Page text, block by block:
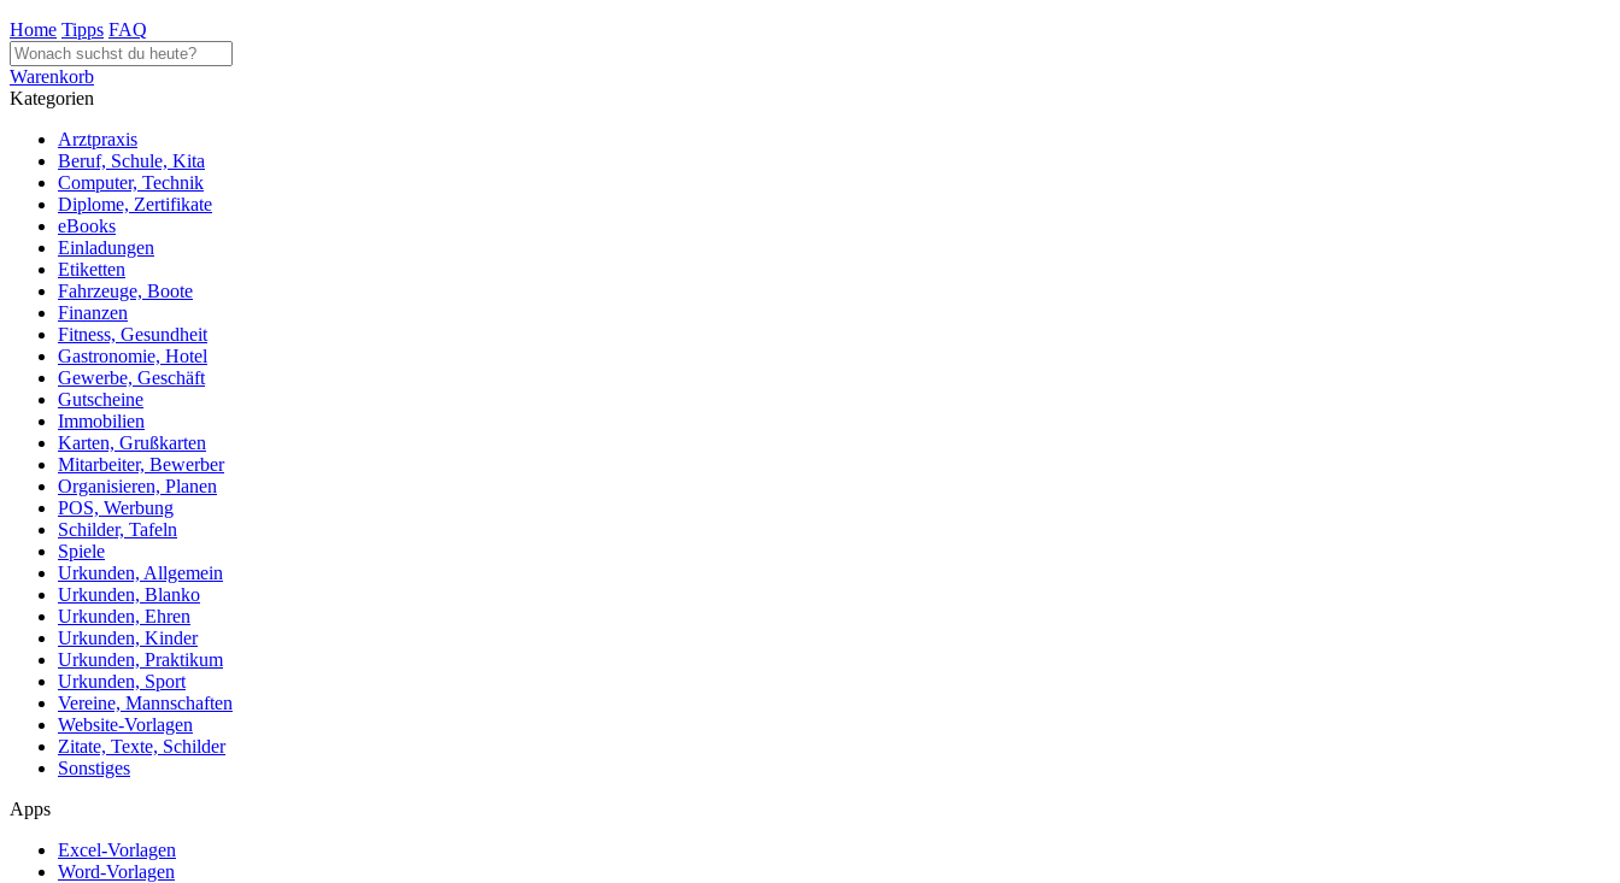
Home Tipps FAQ
Warenkorb
Kategorien
Arztpraxis
Beruf, Schule, Kita
Computer, Technik
Diplome, Zertifikate
eBooks
Einladungen
Etiketten
Fahrzeuge, Boote
Finanzen
Fitness, Gesundheit
Gastronomie, Hotel
Gewerbe, Geschäft
Gutscheine
Immobilien
Karten, Grußkarten
Mitarbeiter, Bewerber
Organisieren, Planen
POS, Werbung
Schilder, Tafeln
Spiele
Urkunden, Allgemein
Urkunden, Blanko
Urkunden, Ehren
Urkunden, Kinder
Urkunden, Praktikum
Urkunden, Sport
Vereine, Mannschaften
Website-Vorlagen
Zitate, Texte, Schilder
Sonstiges
Apps
Excel-Vorlagen
Word-Vorlagen